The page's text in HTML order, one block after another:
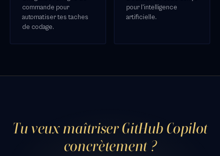
commande pour
automatiser tes taches
de codage.
pour l'intelligence
artificielle.
Tu veux maîtriser GitHub Copilot
concrètement ?